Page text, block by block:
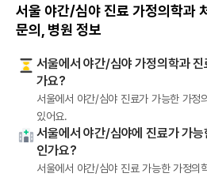
서울 야간/심야 진료 가정의학과
문의, 병원 정보
서울에서 야간/심야 가정의학과
가요?
서울에서 야간/심야 진료가 가능한 가정
있어요.
서울에서 야간/심야에 진료가 가능
인가요?
서울에서 야간/심야 진료 가능한 가정